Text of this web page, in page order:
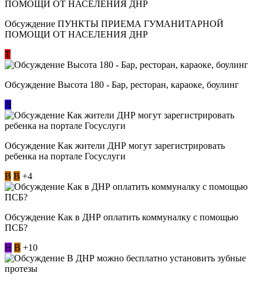
Обсуждение ​ПУНКТЫ ПРИЕМА ГУМАНИТАРНОЙ
ПОМОЩИ ОТ НАСЕЛЕНИЯ ДНР
Т
Обсуждение Высота 180 - Бар, ресторан, караоке, боулинг
Л
Обсуждение Как жители ДНР могут зарегистрировать
ребенка на портале Госуслуги
В В +4
Обсуждение Как в ДНР оплатить коммуналку с помощью
ПСБ?
Н В +10